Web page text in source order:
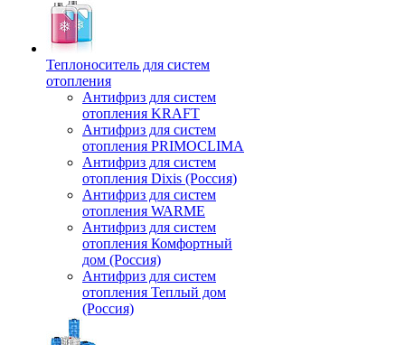
Теплоноситель для систем
отопления
Антифриз для систем
отопления KRAFT
Антифриз для систем
отопления PRIMOCLIMA
Антифриз для систем
отопления Dixis (Россия)
Антифриз для систем
отопления WARME
Антифриз для систем
отопления Комфортный
дом (Россия)
Антифриз для систем
отопления Теплый дом
(Россия)